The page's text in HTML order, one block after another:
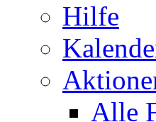
Hilfe
Alle